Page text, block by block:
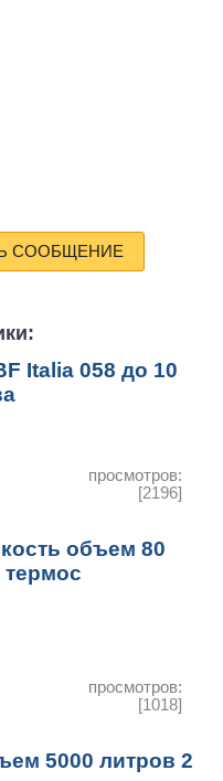
СООБЩЕНИЕ
Italia 058 до 10
просмотров:
[2196]
объем 80
просмотров:
[1018]
5000 литров 2